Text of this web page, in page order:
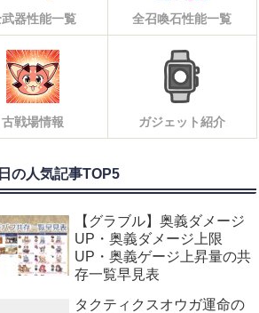
器性能一覧 全召喚石性能一覧
古戦場情報 ガジェット紹介
の人気記事TOP5
【グラブル】奥義ダメージ
UP・奥義ダメージ上限
UP・奥義ゲージ上昇量の共
存一覧早見表
タクティクスオウガ運命の